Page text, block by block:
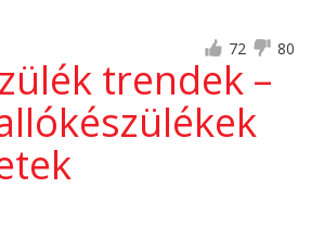
72
80
trendek –